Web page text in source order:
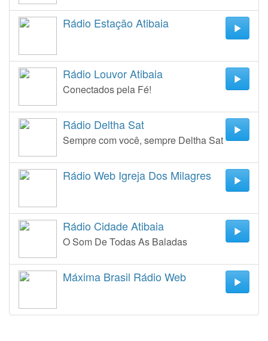
Rádio Estação Atibaia
Rádio Louvor Atibaia
Conectados pela Fé!
Rádio Deltha Sat
Sempre com você, sempre Deltha Sat
Rádio Web Igreja Dos Milagres
Rádio Cidade Atibaia
O Som De Todas As Baladas
Máxima Brasil Rádio Web